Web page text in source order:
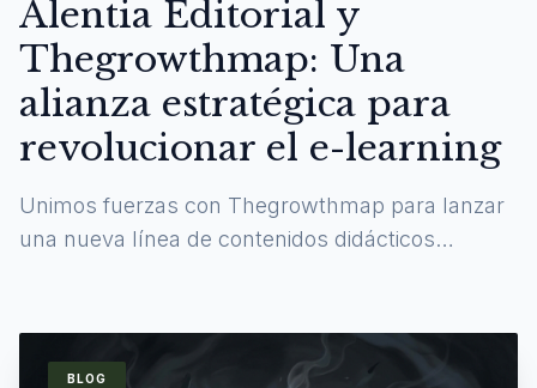
Alentia Editorial y
Thegrowthmap: Una
alianza estratégica para
revolucionar el e-learning
Unimos fuerzas con Thegrowthmap para lanzar
una nueva línea de contenidos didácticos
BLOG